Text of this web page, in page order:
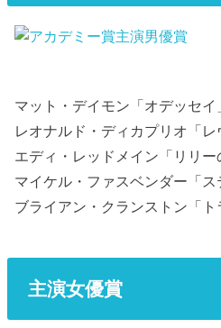
マット・デイモン「オデッセイ
レオナルド・ディカプリオ「レ
エディ・レッドメイン「リリー
マイケル・ファスベンダー「ス
ブライアン・クランストン「ト
主演女優賞